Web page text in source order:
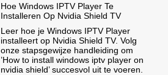
Hoe Windows IPTV Player Te
Installeren Op Nvidia Shield TV
Leer hoe je Windows IPTV Player
installeert op Nvidia Shield TV. Volg
onze stapsgewijze handleiding om
’How to install windows iptv player on
nvidia shield’ succesvol uit te voeren.